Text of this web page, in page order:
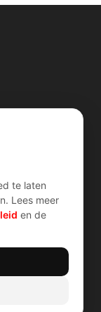
distributeur van
te laten
Lees meer
en de